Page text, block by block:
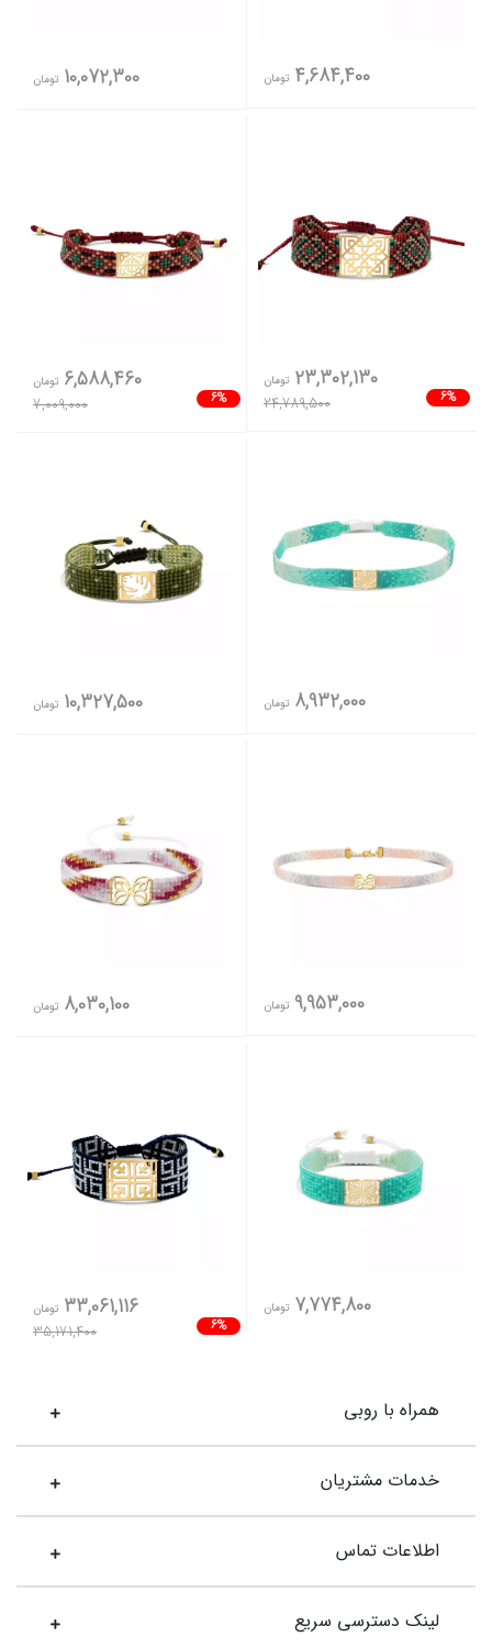
4,684,400 تومان 10,072,300 تومان
6%
23,302,130 تومان
24,789,500
6%
6,588,460 تومان
7,009,000
8,932,000 تومان 10,327,500 تومان
9,953,000 تومان 8,030,100 تومان
7,774,800 تومان
6%
33,061,116 تومان
35,171,400
همراه با روبی
خدمات مشتریان
اطلاعات تماس
لینک دسترسی سریع